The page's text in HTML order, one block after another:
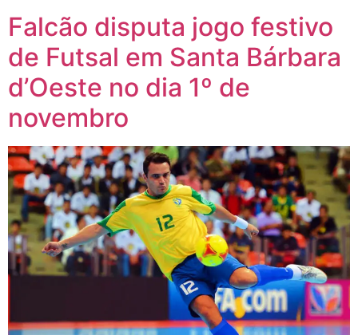
Falcão disputa jogo festivo
de Futsal em Santa Bárbara
d’Oeste no dia 1º de
novembro